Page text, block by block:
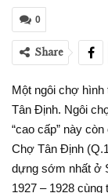
0
Share
Một ngôi chợ
Tân Định. Ngôi
“cao cấp” này
Chợ Tân Định
dựng sớm nhất ở
1927 – 1928